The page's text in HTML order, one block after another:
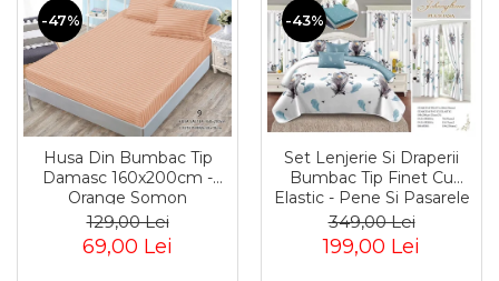
-47%
Husa Din Bumbac Tip
Damasc 160x200cm -
Orange Somon
129,00 Lei
69,00 Lei
-43%
Set Lenjerie Si Draperii
Bumbac Tip Finet Cu
Elastic - Pene Si Pasarele
349,00 Lei
199,00 Lei